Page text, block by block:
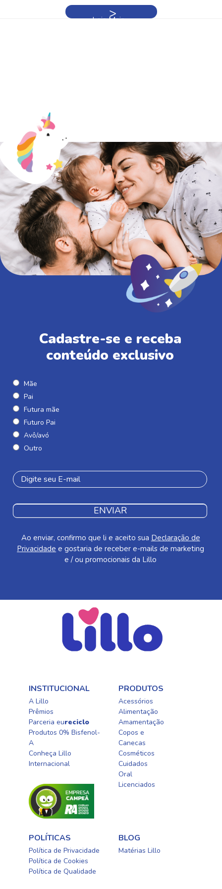
Leia Mais »
Cadastre-se e receba
conteúdo exclusivo
Mãe
Pai
Futura mãe
Futuro Pai
Avô/avó
Outro
ENVIAR
Ao enviar, confirmo que li e aceito sua Declaração de
Privacidade e gostaria de receber e-mails de marketing
e / ou promocionais da Lillo
INSTITUCIONAL
A Lillo
Prêmios
Parceria eureciclo
Produtos 0% Bisfenol-
A
Conheça Lillo
Internacional
PRODUTOS
Acessórios
Alimentação
Amamentação
Copos e
Canecas
Cosméticos
Cuidados
Oral​
Licenciados​
POLÍTICAS
Política de Privacidade
Política de Cookies
Política de Qualidade
BLOG
Matérias Lillo